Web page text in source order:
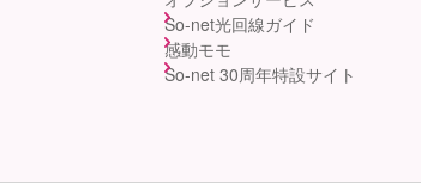
So-net光回線ガイド
感動モモ
So-net 30周年特設サイト